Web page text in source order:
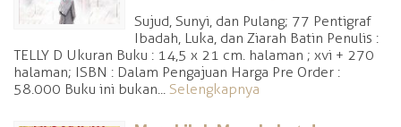
Sujud, Sunyi, dan Pulang; 77 Pentigraf
Ibadah, Luka, dan Ziarah Batin Penulis :
TELLY D Ukuran Buku : 14,5 x 21 cm. halaman ; xvi + 270
halaman; ISBN : Dalam Pengajuan Harga Pre Order :
58.000 Buku ini bukan... Selengkapnya